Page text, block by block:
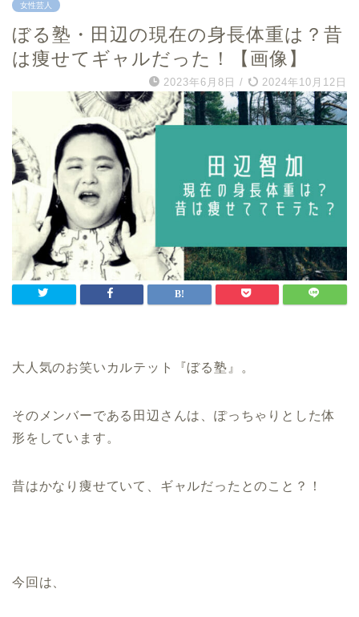
女性芸人
ぼる塾・田辺の現在の身長体重は？昔
は痩せてギャルだった！【画像】
2023年6月8日 / 2024年10月12日
大人気のお笑いカルテット『ぼる塾』。
そのメンバーである田辺さんは、ぽっちゃりとした体
形をしています。
昔はかなり痩せていて、ギャルだったとのこと？！
今回は、